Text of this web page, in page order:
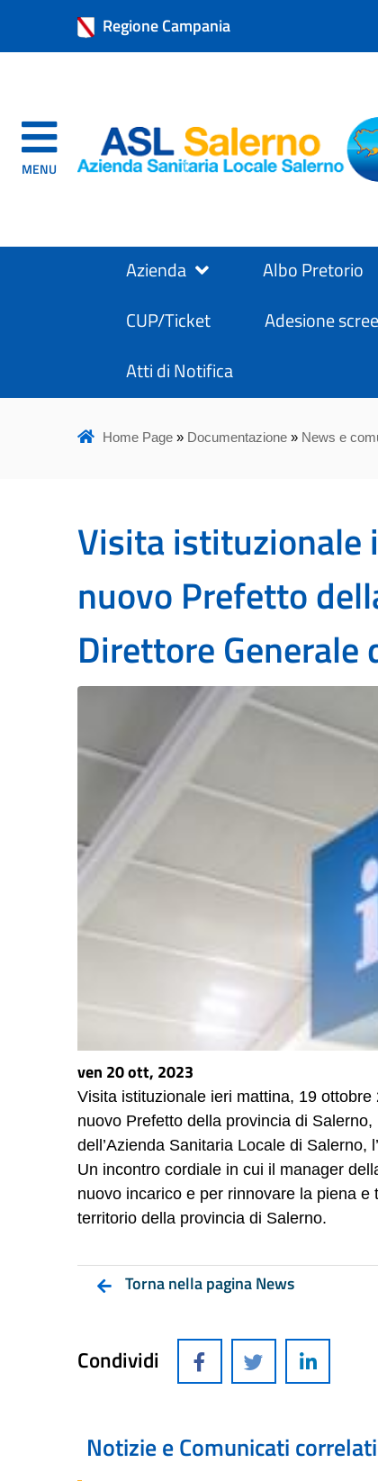
Regione Campania
MENU
Azienda Albo Pretorio
CUP/Ticket
Adesione
Atti di Notifica
Home Page» Documentazione» News e
Visita
nuovo Prefetto
Direttore Generale
ven 20 ott, 2023
Visita istituzionale ieri mattina, 19
nuovo Prefetto della provincia di
dell’Azienda Sanitaria Locale di Salerno,
Un incontro cordiale in cui il manager
nuovo incarico e per rinnovare la piena
territorio della provincia di Salerno.
Torna nella pagina News
Condividi
Notizie e Comunicati correlati